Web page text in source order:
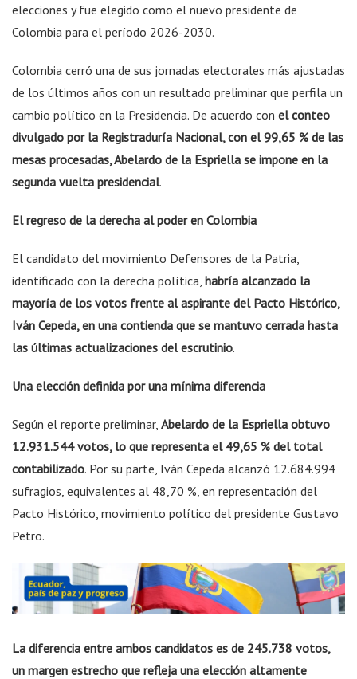
elecciones y fue elegido como el nuevo presidente de
Colombia para el período 2026-2030.
Colombia cerró una de sus jornadas electorales más ajustadas
de los últimos años con un resultado preliminar que perfila un
cambio político en la Presidencia. De acuerdo con el conteo
divulgado por la Registraduría Nacional, con el 99,65 % de las
mesas procesadas, Abelardo de la Espriella se impone en la
segunda vuelta presidencial.
El regreso de la derecha al poder en Colombia
El candidato del movimiento Defensores de la Patria,
identificado con la derecha política, habría alcanzado la
mayoría de los votos frente al aspirante del Pacto Histórico,
Iván Cepeda, en una contienda que se mantuvo cerrada hasta
las últimas actualizaciones del escrutinio.
Una elección definida por una mínima diferencia
Según el reporte preliminar, Abelardo de la Espriella obtuvo
12.931.544 votos, lo que representa el 49,65 % del total
contabilizado. Por su parte, Iván Cepeda alcanzó 12.684.994
sufragios, equivalentes al 48,70 %, en representación del
Pacto Histórico, movimiento político del presidente Gustavo
Petro.
La diferencia entre ambos candidatos es de 245.738 votos,
un margen estrecho que refleja una elección altamente